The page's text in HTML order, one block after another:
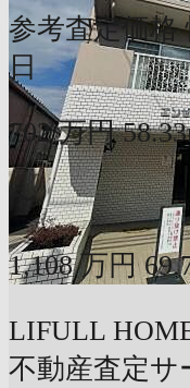
参考査定価格
日
702 万円
〜
1,108 万円
LIFULL
不動産査定サ